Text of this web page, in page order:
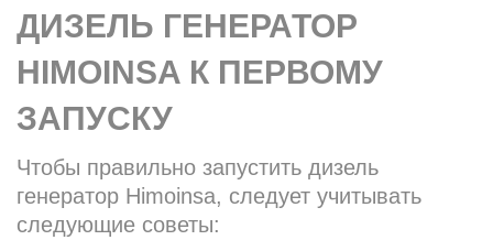
ДИЗЕЛЬ ГЕНЕРАТОР
HIMOINSA К ПЕРВОМУ
ЗАПУСКУ
Чтобы правильно запустить дизель
генератор Himoinsa, следует учитывать
следующие советы: